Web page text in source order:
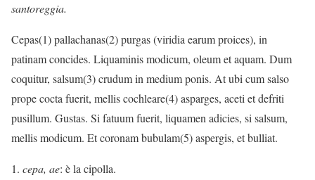
santoreggia.
Cepas(1) pallachanas(2) purgas (viridia earum proices), in
patinam concides. Liquaminis modicum, oleum et aquam. Dum
coquitur, salsum(3) crudum in medium ponis. At ubi cum salso
prope cocta fuerit, mellis cochleare(4) asparges, aceti et defriti
pusillum. Gustas. Si fatuum fuerit, liquamen adicies, si salsum,
mellis modicum. Et coronam bubulam(5) aspergis, et bulliat.
cepa, ae: è la cipolla.